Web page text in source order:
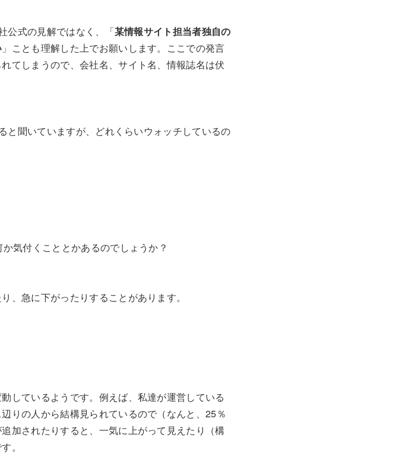
公式の見解ではなく、「某情報サイト担当者独自の
」ことも理解した上でお願いします。ここでの発言
てしまうので、会社名、サイト名、情報誌名は伏
聞いていますが、どれくらいウォッチしているの
気付くこととかあるのでしょうか？
、急に下がったりすることがあります。
しているようです。例えば、私達が運営している
りの人から結構見られているので（なんと、25％
加されたりすると、一気に上がって見えたり（構
。